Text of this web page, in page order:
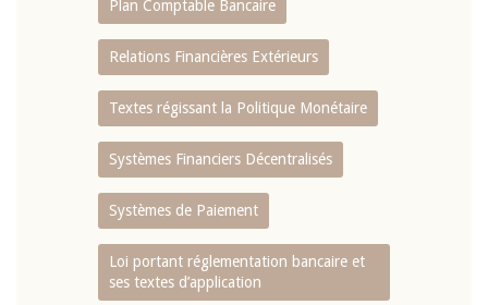
Plan Comptable Bancaire
Relations Financières Extérieurs
Textes régissant la Politique Monétaire
Systèmes Financiers Décentralisés
Systèmes de Paiement
Loi portant réglementation bancaire et
ses textes d’application